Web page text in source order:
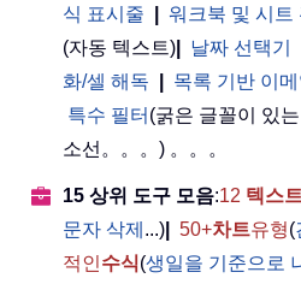
식 표시줄
워크북 및 시트
(자동 텍스트)
날짜 선택기
화/셀 해독
목록 기반 이
특수 필터 (굵은 글꼴이 있
소선。。。) 。。。
15 상위 도구 모음:12 텍스
문자 삭제 ...) 50+차트유형(
적인수식(생일을 기준으로